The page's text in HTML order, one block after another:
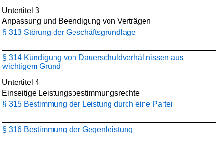
Untertitel 3
Anpassung und Beendigung von Verträgen
§ 313 Störung der Geschäftsgrundlage
§ 314 Kündigung von Dauerschuldverhältnissen aus
wichtigem Grund
Untertitel 4
Einseitige Leistungsbestimmungsrechte
§ 315 Bestimmung der Leistung durch eine Partei
§ 316 Bestimmung der Gegenleistung